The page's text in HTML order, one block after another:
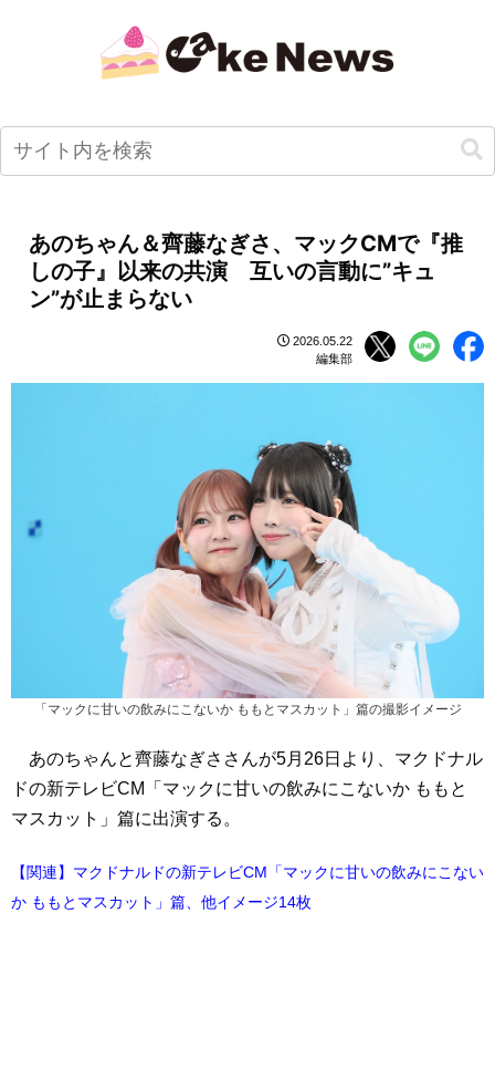
あのちゃん＆齊藤なぎさ、マックCMで『推
しの子』以来の共演 互いの言動に”キュ
ン”が止まらない
2026.05.22
編集部
「マックに甘いの飲みにこないか ももとマスカット」篇の撮影イメージ
あのちゃんと齊藤なぎささんが5月26日より、マクドナル
ドの新テレビCM「マックに甘いの飲みにこないか ももと
マスカット」篇に出演する。
【関連】マクドナルドの新テレビCM「マックに甘いの飲みにこない
か ももとマスカット」篇、他イメージ14枚